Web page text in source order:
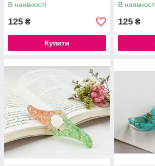
В наявності
125 ₴
Купити
В
125 ₴